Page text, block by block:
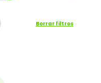
Borrar filtros